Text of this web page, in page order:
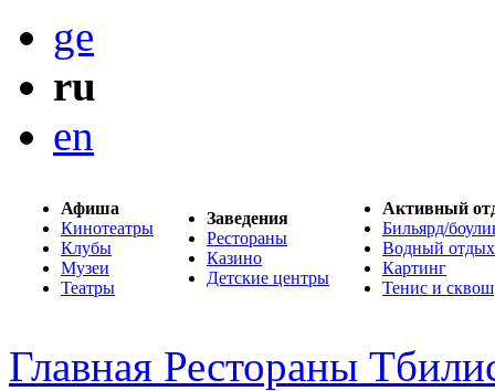
ge
ru
en
Афиша
Кинотеатры
Клубы
Музеи
Театры
Заведения
Рестораны
Казино
Детские центры
Активный
Бильярд/
Водный отдых
Картинг
Тенис и сквош
Главная Рестораны